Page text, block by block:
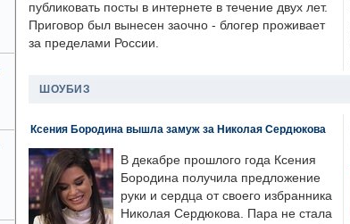
публиковать посты в интернете в течение двух лет.
Приговор был вынесен заочно - блогер проживает
за пределами России.
ШОУБИЗ
Ксения Бородина вышла замуж за Николая Сердюкова
В декабре прошлого года Ксения
Бородина получила предложение
руки и сердца от своего избранника
Николая Сердюкова. Пара не стала